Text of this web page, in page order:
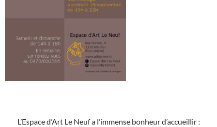
L’Espace d’Art Le Neuf a l’immense bonheur d’accueillir :